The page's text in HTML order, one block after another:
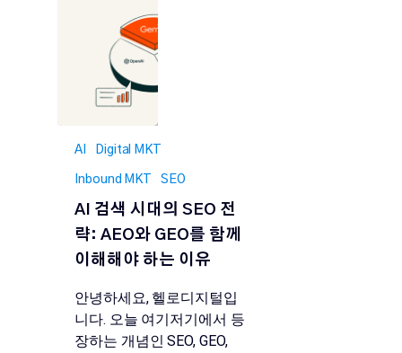
AI Digital MKT
Inbound MKT SEO
AI 검색 시대의 SEO 전
략: AEO와 GEO를 함께
이해해야 하는 이유
안녕하세요, 헬로디지털입
니다. 오늘 여기저기에서 등
장하는 개념인 SEO, GEO,